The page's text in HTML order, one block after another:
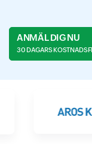
ANMÄL DIG NU
30 DAGARS